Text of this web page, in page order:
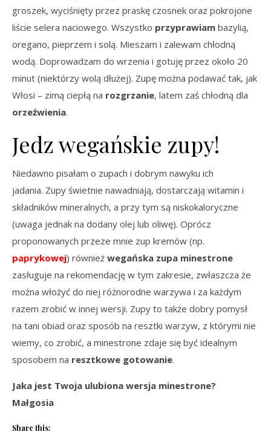
groszek, wyciśnięty przez praskę czosnek oraz pokrojone
liście selera naciowego. Wszystko przyprawiam bazylią,
oregano, pieprzem i solą. Mieszam i zalewam chłodną
wodą. Doprowadzam do wrzenia i gotuję przez około 20
minut (niektórzy wolą dłużej). Zupę można podawać tak, jak
Włosi – zimą ciepłą na rozgrzanie, latem zaś chłodną dla
orzeźwienia.
Jedz wegańskie zupy!
Niedawno pisałam o zupach i dobrym nawyku ich
jadania. Zupy świetnie nawadniają, dostarczają witamin i
składników mineralnych, a przy tym są niskokaloryczne
(uwaga jednak na dodany olej lub oliwę). Oprócz
proponowanych przeze mnie zup kremów (np.
paprykowej) również wegańska zupa minestrone
zasługuje na rekomendację w tym zakresie, zwłaszcza że
można włożyć do niej różnorodne warzywa i za każdym
razem zrobić w innej wersji. Zupy to także dobry pomysł
na tani obiad oraz sposób na resztki warzyw, z którymi nie
wiemy, co zrobić, a minestrone zdaje się być idealnym
sposobem na resztkowe gotowanie.
Jaka jest Twoja ulubiona wersja minestrone?
Małgosia
Share this: